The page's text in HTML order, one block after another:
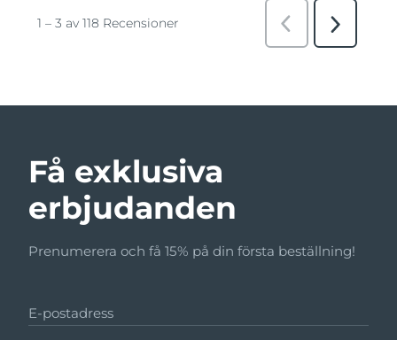
Få exklusiva
erbjudanden
Prenumerera och få 15% på din första beställning!
E-postadress